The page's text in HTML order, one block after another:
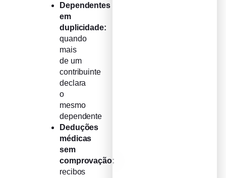
Dependentes
em
duplicidade:
quando
mais
de um
contribuinte
declara
o
mesmo
dependente
Deduções
médicas
sem
comprovação:
recibos